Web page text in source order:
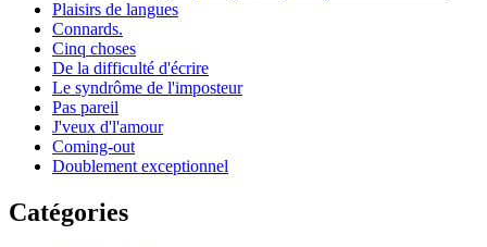
Plaisirs de langues
Connards.
Cinq choses
De la difficulté d'écrire
Le syndrôme de l'imposteur
Pas pareil
J'veux d'l'amour
Coming-out
Doublement exceptionnel
Catégories